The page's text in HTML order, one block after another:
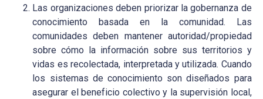
Las organizaciones deben priorizar la gobernanza de
conocimiento basada en la comunidad. Las
comunidades deben mantener autoridad/propiedad
sobre cómo la información sobre sus territorios y
vidas es recolectada, interpretada y utilizada. Cuando
los sistemas de conocimiento son diseñados para
asegurar el beneficio colectivo y la supervisión local,